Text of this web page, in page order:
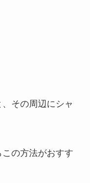
その周辺にシャ
の方法がおすす